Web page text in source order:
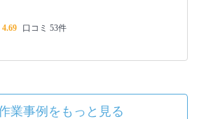
4.69
口コミ 53件
業事例をもっと見る